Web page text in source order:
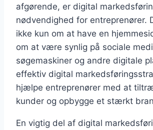
afgørende, er digital
nødvendighed for entreprenører.
ikke kun om at have en
om at være synlig på sociale
søgemaskiner og andre digitale
effektiv digital
hjælpe entreprenører med at
kunder og opbygge et stærkt
En vigtig del af digital